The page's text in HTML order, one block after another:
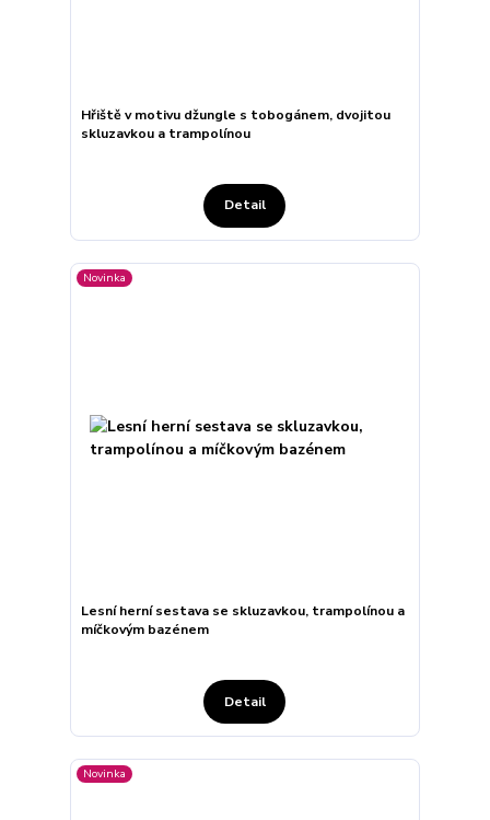
Hřiště v motivu džungle s tobogánem, dvojitou
skluzavkou a trampolínou
Detail
Novinka
Lesní herní sestava se skluzavkou, trampolínou a
míčkovým bazénem
Detail
Novinka